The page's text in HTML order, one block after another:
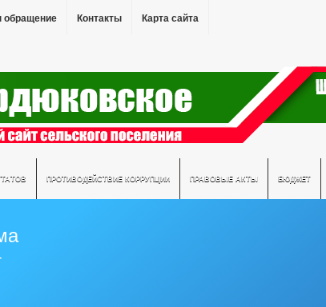
обращение Контакты Карта сайта
ПРОТИВОДЕЙСТВИЕ КОРРУПЦИИ ПРАВОВЫЕ АКТЫ БЮДЖЕТ